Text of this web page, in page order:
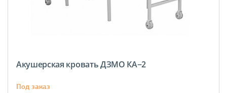
Акушерская кровать ДЗМО КА−2
Под заказ